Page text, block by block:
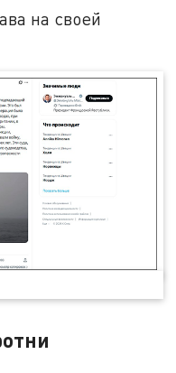
на своей